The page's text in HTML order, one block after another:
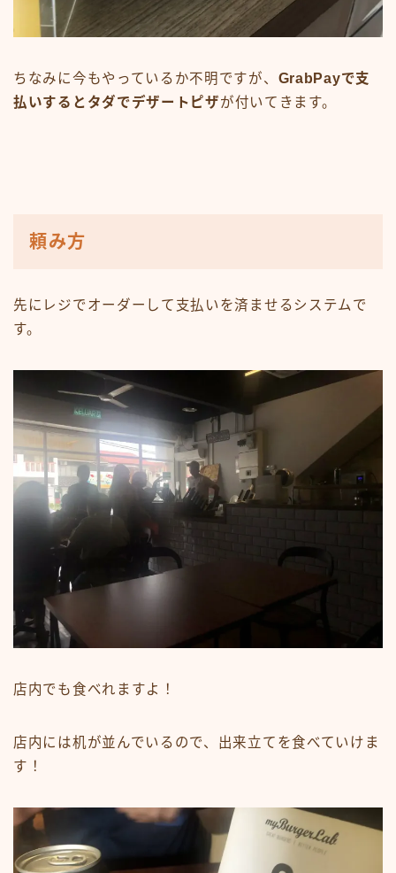
ちなみに今もやっているか不明ですが、 GrabPayで支
払いするとタダでデザートピザが付いてきます。
頼み方
先にレジでオーダーして支払いを済ませるシステムで
す。
店内でも食べれますよ！
店内には机が並んでいるので、出来立てを食べていけま
す！